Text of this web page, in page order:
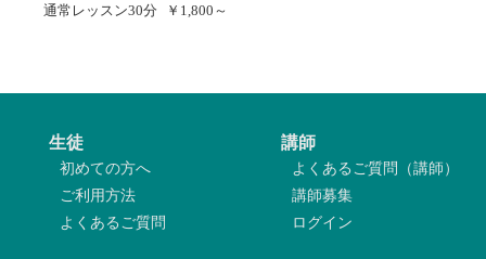
通常レッスン30分 ￥1,800～
生徒
初めての方へ
ご利用方法
よくあるご質問
講師
よくあるご質問（講師）
講師募集
ログイン